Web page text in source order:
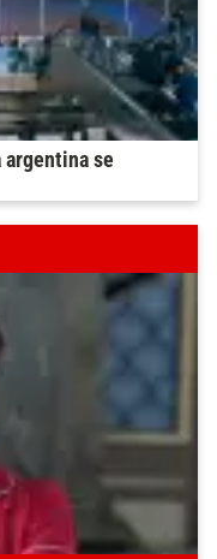
argentina se